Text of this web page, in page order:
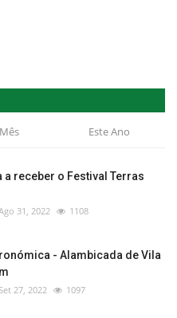
Este Ano
a receber o Festival Terras
31, 2022 1108
- Alambicada de Vila
27, 2022 1097